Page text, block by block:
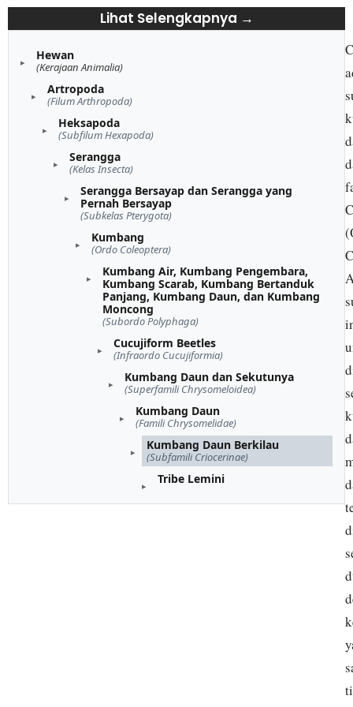
Lihat Selengkapnya →
Hewan
(Kerajaan Animalia)
Artropoda
(Filum Arthropoda)
Heksapoda
(Subfilum Hexapoda)
Serangga
(Kelas Insecta)
Serangga Bersayap dan Serangga yang
Pernah Bersayap
(Subkelas Pterygota)
Kumbang
(Ordo Coleoptera)
Kumbang Air, Kumbang Pengembara,
Kumbang Scarab, Kumbang Bertanduk
Panjang, Kumbang Daun, dan Kumbang
Moncong
(Subordo Polyphaga)
Cucujiform Beetles
(Infraordo Cucujiformia)
Kumbang Daun dan Sekutunya
(Superfamili Chrysomeloidea)
Kumbang Daun
(Famili Chrysomelidae)
Kumbang Daun Berkilau
(Subfamili Criocerinae)
Tribe Lemini